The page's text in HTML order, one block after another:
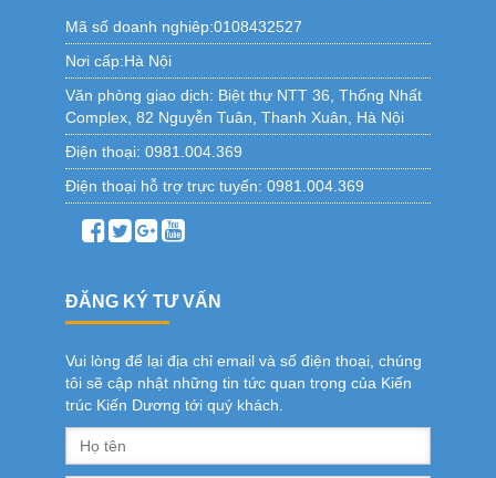
Mã số doanh nghiêp:0108432527
Nơi cấp:Hà Nội
Văn phòng giao dịch: Biệt thự NTT 36, Thống Nhất
Complex, 82 Nguyễn Tuân, Thanh Xuân, Hà Nội
Điện thoại: 0981.004.369
Điện thoại hỗ trợ trực tuyến: 0981.004.369
ĐĂNG KÝ TƯ VẤN
Vui lòng để lại địa chỉ email và số điện thoại, chúng
tôi sẽ cập nhật những tin tức quan trọng của Kiến
trúc Kiến Dương tới quý khách.